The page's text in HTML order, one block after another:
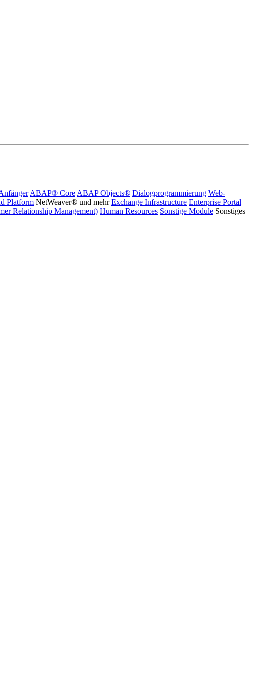
ABAP® Core ABAP Objects® Dialogprogrammierung Web-
Platform NetWeaver® und mehr Exchange Infrastructure Enterprise Portal
Relationship Management) Human Resources Sonstige Module Sonstiges